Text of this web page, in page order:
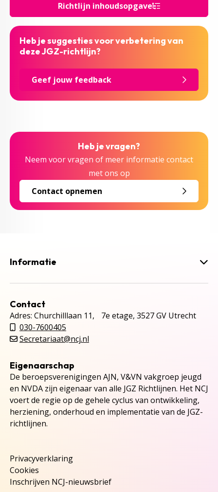
Richtlijn inhoudsopgave
Heb je suggesties voor verbetering van
deze JGZ-richtlijn?
Geef jouw feedback
Heb je vragen?
Neem voor vragen of meer informatie contact
met ons op
Contact opnemen
Informatie
Contact
Adres: Churchilllaan 11, 7e etage, 3527 GV Utrecht
030-7600405
Secretariaat@ncj.nl
Eigenaarschap
De beroepsverenigingen AJN, V&VN vakgroep jeugd
en NVDA zijn eigenaar van alle JGZ Richtlijnen. Het NCJ
voert de regie op de gehele cyclus van ontwikkeling,
herziening, onderhoud en implementatie van de JGZ-
richtlijnen.
Privacyverklaring
Cookies
Inschrijven NCJ-nieuwsbrief